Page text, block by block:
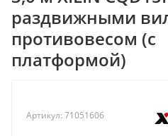
раздвижными
противовесом (с
платформой)
Артикул: 71051606